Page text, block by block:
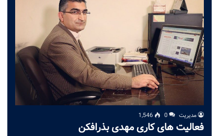
مدیریت 0
1,546
فعالیت های کاری مهدی بذرافکن